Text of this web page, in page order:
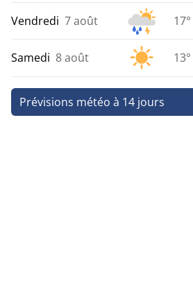
Vendredi 7 août 17°
Samedi 8 août 13°
Prévisions météo à 14 jours